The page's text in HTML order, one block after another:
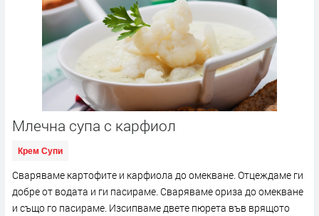
Млечна супа с карфиол
Крем Супи
Сваряваме картофите и карфиола до омекване. Отцеждаме ги
добре от водата и ги пасираме. Сваряваме ориза до омекване
и също го пасираме. Изсипваме двете пюрета във врящото